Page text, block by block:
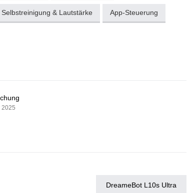
Selbstreinigung & Lautstärke App-Steuerung
2025
DreameBot L10s Ultra